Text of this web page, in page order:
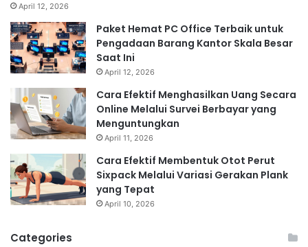
April 12, 2026
Paket Hemat PC Office Terbaik untuk
Pengadaan Barang Kantor Skala Besar
Saat Ini
April 12, 2026
Cara Efektif Menghasilkan Uang Secara
Online Melalui Survei Berbayar yang
Menguntungkan
April 11, 2026
Cara Efektif Membentuk Otot Perut
Sixpack Melalui Variasi Gerakan Plank
yang Tepat
April 10, 2026
Categories